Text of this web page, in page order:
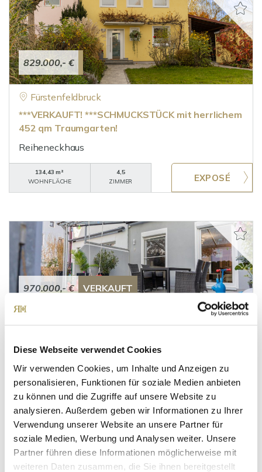
Diese Webseite verwendet Cookies
Wir verwenden Cookies, um Inhalte und Anzeigen zu
personalisieren, Funktionen für soziale Medien anbieten
zu können und die Zugriffe auf unsere Website zu
analysieren. Außerdem geben wir Informationen zu Ihrer
Verwendung unserer Website an unsere Partner für
soziale Medien, Werbung und Analysen weiter. Unsere
Partner führen diese Informationen möglicherweise mit
weiteren Daten zusammen, die Sie ihnen bereitgestellt
829.000,- €
Fürstenfeldbruck
***VERKAUFT! ***SCHMUCKSTÜCK mit herrlichem
452 qm Traumgarten!
Reiheneckhaus
134,43 m²
WOHNFLÄCHE
4,5
ZIMMER
970.000,- € VERKAUFT
Karlsfeld
Großzügiges, modernes Haus in
kinderfreundlichen Umgebung!
Reihenmittelhaus
148,07 m²
WOHNFLÄCHE
5,5
ZIMMER